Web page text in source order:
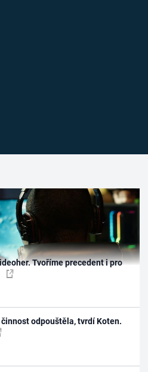
Tvoříme precedent i pro
odpouštěla, tvrdí Koten.